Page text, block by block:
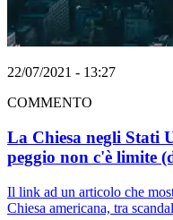
22/07/2021 - 13:27
COMMENTO
La Chiesa negli Stati
peggio non c'è limite
Il link ad un articolo che
Chiesa americana, tra